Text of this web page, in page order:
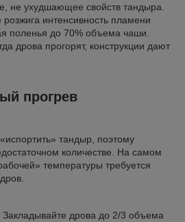
не ухудшающее свойств тандыра.
интенсивность пламени
поленья до 70% объема чаши.
дрова прогорят, конструкции дают
прогрев
тандыр, поэтому
количестве. На самом
температуры требуется
Закладывайте дрова до 2/3 объема